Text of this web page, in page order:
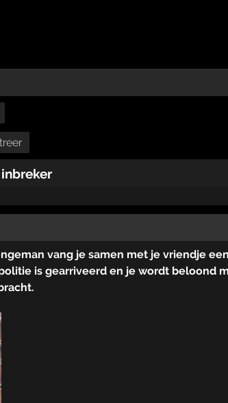
vang je samen met je vriendje
is gearriveerd en je wordt beloond